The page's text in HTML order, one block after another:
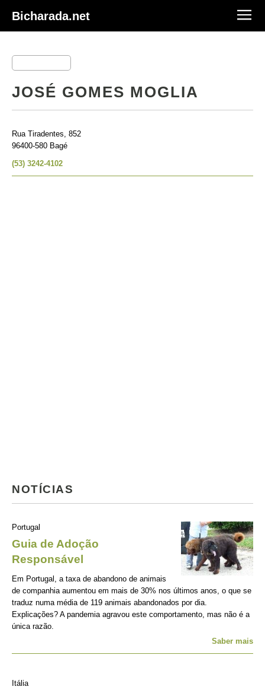
Bicharada.net
JOSÉ GOMES MOGLIA
Rua Tiradentes, 852
96400-580 Bagé
(53) 3242-4102
NOTÍCIAS
Portugal
Guia de Adoção
Responsável
Em Portugal, a taxa de abandono de animais
de companhia aumentou em mais de 30% nos últimos anos, o que se
traduz numa média de 119 animais abandonados por dia.
Explicações? A pandemia agravou este comportamento, mas não é a
única razão.
Saber mais
Itália